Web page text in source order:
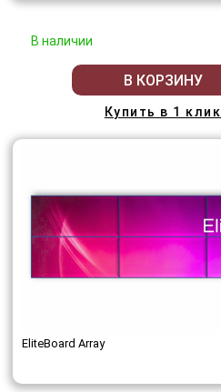
В наличии
В КОРЗИНУ
Купить в 1 клик
EliteBoard Array